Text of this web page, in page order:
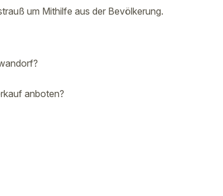
um Mithilfe aus der Bevölkerung.
anboten?